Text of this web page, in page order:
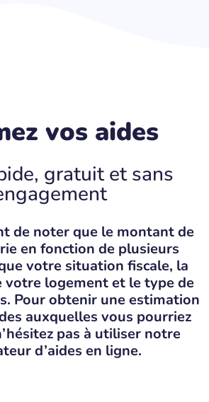
vos aides
gratuit et sans
de noter que le montant de
en fonction de plusieurs
votre situation fiscale, la
votre logement et le type de
Pour obtenir une estimation
auxquelles vous pourriez
pas à utiliser notre
d’aides en ligne.